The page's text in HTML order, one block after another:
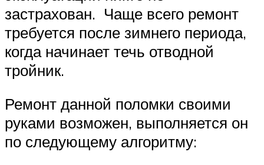
застрахован. Чаще всего ремонт
требуется после зимнего периода,
когда начинает течь отводной
тройник.
Ремонт данной поломки своими
руками возможен, выполняется он
по следующему алгоритму: